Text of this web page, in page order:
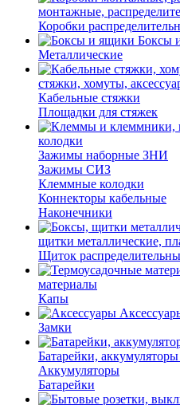
монтажные,
Коробки
Боксы
Металлические
стяжки, хомуты,
Кабельные стяжки
Площадки для стяжек
колодки
Зажимы наборные ЗНИ
Зажимы СИЗ
Клеммные колодки
Коннекторы кабельные
Наконечники
щитки металлические,
Щиток
материалы
Капы
Замки
Батарейки,
Аккумуляторы
Батарейки